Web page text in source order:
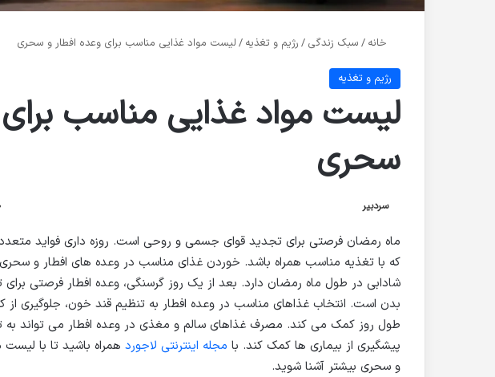
خانه / سبک زندگی / رژیم و تغذیه / لیست مواد غذایی مناسب برای وعده افطار و سحری
رژیم و تغذیه
لیست مواد غذایی مناسب
سحری
سردبیر
ماه رمضان فرصتی برای تجدید قوای جسمی و روحی است. روزه داری فواید
که با تغذیه مناسب همراه باشد. خوردن غذای مناسب در وعده های افطار و
شادابی در طول ماه رمضان دارد. بعد از یک روز گرسنگی، وعده افطار فرصتی برای
بدن است. انتخاب غذاهای مناسب در وعده افطار به تنظیم قند خون، جلوگیری
طول روز کمک می کند. مصرف غذاهای سالم و مغذی در وعده افطار می تواند
پیشگیری از بیماری ها کمک کند. با مجله اینترنتی لاجورد همراه باشید تا با
و سحری بیشتر آشنا شوید.